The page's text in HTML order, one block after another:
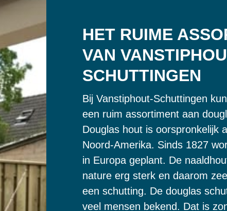
HET RUIME
VAN
SCHUTTINGEN
Bij Vanstiphout-Schuttingen
een ruim assortiment aan
Douglas hout is oorspronkelijk
Noord-Amerika. Sinds 1827
in Europa geplant. De
nature erg sterk en daarom
een schutting. De douglas
veel mensen bekend. Dat is